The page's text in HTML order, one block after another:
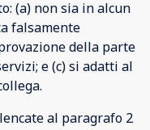
(a) non sia in alcun
falsamente
della parte
e (c) si adatti al
al paragrafo 2